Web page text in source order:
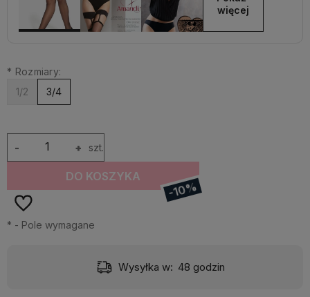
więcej
* Rozmiary:
1/2
3/4
+
- szt.
DO KOSZYKA
-10%
* - Pole wymagane
Wysyłka w: 48 godzin